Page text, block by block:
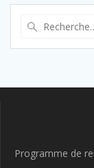
Programme de